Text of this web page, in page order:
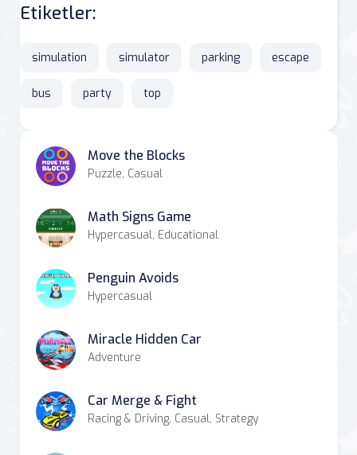
Etiketler:
simulation simulator parking escape
bus party top
Move the Blocks
Puzzle, Casual
Math Signs Game
Hypercasual, Educational
Penguin Avoids
Hypercasual
Miracle Hidden Car
Adventure
Car Merge & Fight
Racing & Driving, Casual, Strategy